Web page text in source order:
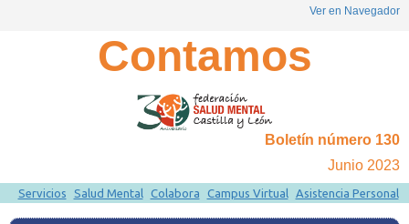
Ver en Navegador
Contamos
Boletín número 130
Junio 2023
Servicios Salud Mental Colabora Campus Virtual Asistencia Personal